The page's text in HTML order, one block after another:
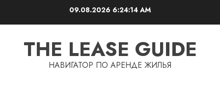
09.08.2026 6:24:14 AM
THE LEASE GUIDE
НАВИГАТОР ПО АРЕНДЕ ЖИЛЬЯ